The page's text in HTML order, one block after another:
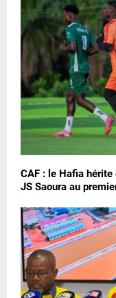
CAF : le Hafia hérite
JS Saoura au